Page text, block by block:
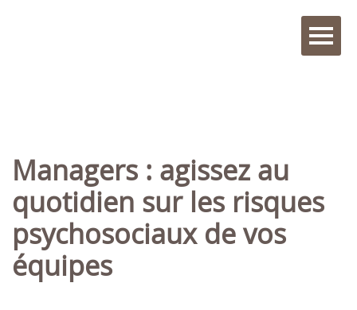
Managers : agissez au
quotidien sur les risques
psychosociaux de vos
équipes